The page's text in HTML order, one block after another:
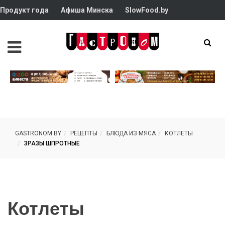
Продукт года Афиша Минска SlowFood.by
GASTRONOM.BY РЕЦЕПТЫ БЛЮДА ИЗ МЯСА
КОТЛЕТЫ
ЗРАЗЫ ШПРОТНЫЕ
Котлеты